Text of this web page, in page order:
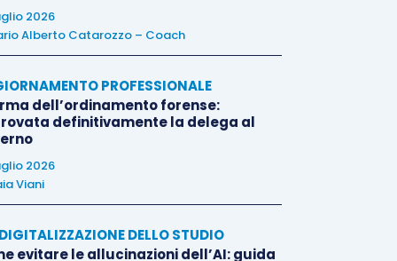
2026
Alberto Catarozzo – Coach
PROFESSIONALE
dell’ordinamento forense:
definitivamente la delega al
2026
Viani
DELLO STUDIO
evitare le allucinazioni dell’AI: guida